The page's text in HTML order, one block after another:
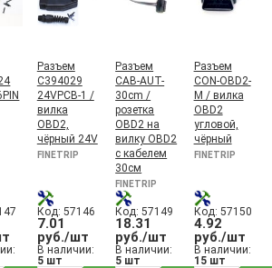
Разъем
C394029
24VPCB-1 /
вилка
OBD2,
чёрный 24V
FINETRIP
Код: 57146
7.01
руб./шт
В наличии:
5 шт
Разъем
CAB-AUT-
30cm /
розетка
OBD2 на
вилку OBD2
с кабелем
30см
FINETRIP
Код: 57149
18.31
руб./шт
В наличии:
5 шт
Разъем
CON-OBD2-
M / вилка
OBD2
угловой,
чёрный
FINETRIP
Код: 57150
4.92
руб./шт
В наличии:
15 шт